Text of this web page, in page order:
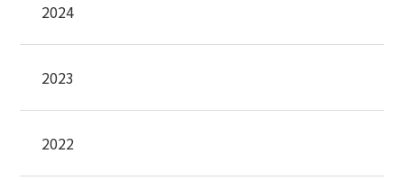
2024
2023
2022